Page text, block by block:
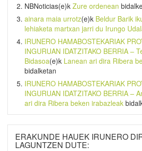
NBNoticias(e)k Zure ordenean
ainara maia urrotz(e)k Beldur Barik
lehiaketa martxan jarri du Irungo
IRUNERO HAMABOSTEKARIAK
INGURUAN IDATZITAKO BERRIA –
Bidasoa(e)k Lanean ari dira Ribera
bidalketan
IRUNERO HAMABOSTEKARIAK
INGURUAN IDATZITAKO BERRIA –
ari dira Ribera beken irabazleak
ERAKUNDE HAUEK IRUNERO
LAGUNTZEN DUTE: